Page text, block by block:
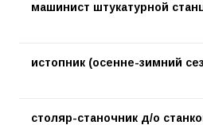
машинист штукатурной
истопник (осенне-зимний
столяр-станочник д/о